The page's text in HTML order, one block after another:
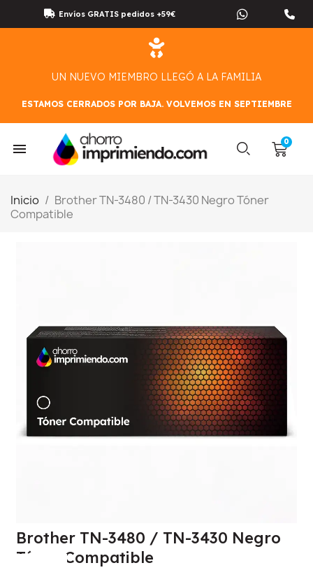
Envíos GRATIS pedidos +59€
UN NUEVO MIEMBRO LLEGÓ A LA FAMILIA
ESTAMOS CERRADOS POR BAJA. VOLVEMOS EN SEPTIEMBRE
Inicio
Brother TN-3480 / TN-3430 Negro Tóner
Compatible
Brother TN-3480 / TN-3430 Negro
Tóner Compatible